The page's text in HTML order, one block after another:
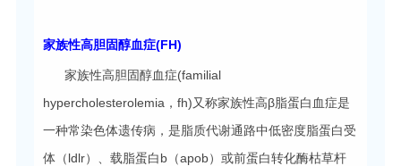
家族性高胆固醇血症(FH)
家族性高胆固醇血症(familial
hypercholesterolemia，fh)又称家族性高β脂蛋白血症是
一种常染色体遗传病，是脂质代谢通路中低密度脂蛋白受
体（ldlr）、载脂蛋白b（apob）或前蛋白转化酶枯草杆